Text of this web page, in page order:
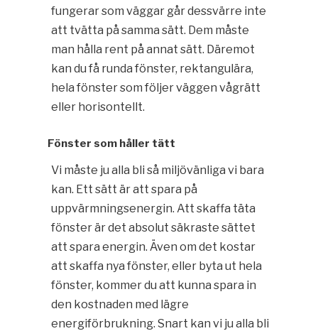
fungerar som väggar går dessvärre inte
att tvätta på samma sätt. Dem måste
man hålla rent på annat sätt. Däremot
kan du få runda fönster, rektangulära,
hela fönster som följer väggen vågrätt
eller horisontellt.
Fönster som håller tätt
Vi måste ju alla bli så miljövänliga vi bara
kan. Ett sätt är att spara på
uppvärmningsenergin. Att skaffa täta
fönster är det absolut säkraste sättet
att spara energin. Även om det kostar
att skaffa nya fönster, eller byta ut hela
fönster, kommer du att kunna spara in
den kostnaden med lägre
energiförbrukning. Snart kan vi ju alla bli